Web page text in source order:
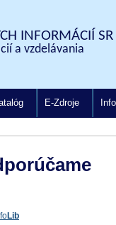
INFORMÁCIÍ SR
a vzdelávania
E-Zdroje
Lib